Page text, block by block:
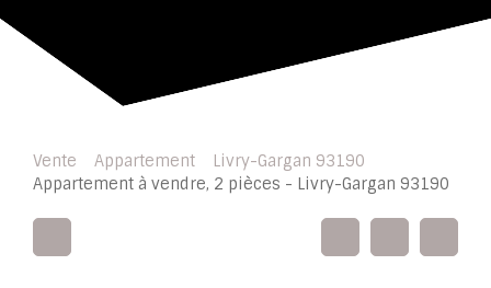
Vente Appartement
Livry-Gargan 93190
Appartement à vendre, 2 pièces - Livry-Gargan 93190